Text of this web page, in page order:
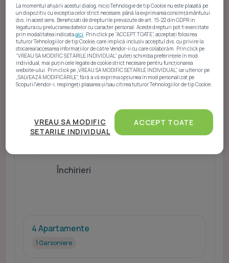
3 Terenuri
3 Terenuri construcții
1 Apartamente
Închirieri
4 Apartamente
1 Garsoniere
La momentul afișării acestui dialog, nicio Tehnologie de tip Cookie nu este plasată pe
un dispozitiv, cu exceptia celor strict necesare, până la exprimarea consimțământului
dvs. în acest sens. Beneficiati de drepturile prevazute de art. 15-22 din GDPR in
legatura cu prelucrarea datelor cu caracter personal. Aceste drepturi pot fi exercitate
prin modalitatea indicataaici. Prin click pe “ACCEPT TOATE”, acceptați folosirea
tuturor Tehnologiilor de tip Cookie, care implică inclusiv acceptul dvs. cu privire la
stocarea/accesarea informațiilor de către Vendor-ii cu care colaborăm. Prin click pe
“VREAU SA MODIFIC SETARILE INDIVIDUAL” puteți schimba preferințele în mod
individual, mai puțin cele legate de cookie strict necesare pentru funcționarea
website-ului. Prin click pe „VREAU SA MODIFIC SETARILE INDIVIDUAL”, iar ulterior pe
„SALVEAZĂ MODIFICĂRILE”, fără a vă exprima opțiunea în mod personalizat pe
Scopuri/Vendor-i, respingeți plasarea și/sau citirea tuturor Tehnologiilor de tip Cookie.
Atât noi, cât și partenerii noștri prelucrăm datele
pentru a oferi:
Măsurarea performanței reclamelor. Stocarea și/sau accesarea informațiilor de pe un
Utilizarea profilurilor pentru selectarea publicității personalizate. Crearea profilurilor
publicului prin statistici sau combinații de date din surse diferite. Utilizarea de date
limitate pentru a selecta publicitatea. Utilizarea datelor limitate pentru a selecta
VREAU SA MODIFIC
SETARILE INDIVIDUAL
ACCEPT TOATE